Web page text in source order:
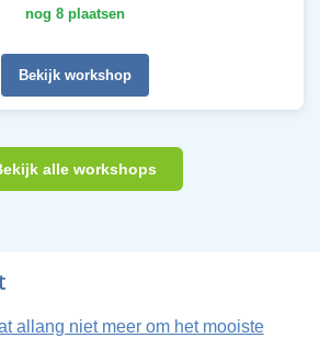
nog 8 plaatsen
Bekijk workshop
alle workshops
allang niet meer om het mooiste